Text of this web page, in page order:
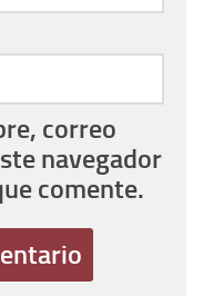
correo
navegador
comente.